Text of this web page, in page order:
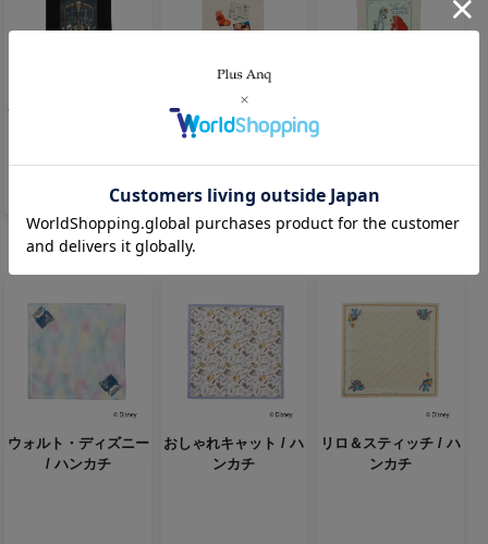
サイズキャンバストー
3,300円(税込)
ンダ / A4サイズキャン
バストート
3,300円(税込)
【欠品中】
3,300円(税込)
ウォルト・ディズニー
/ ハンカチ
おしゃれキャット / ハ
ンカチ
リロ＆スティッチ / ハ
ンカチ